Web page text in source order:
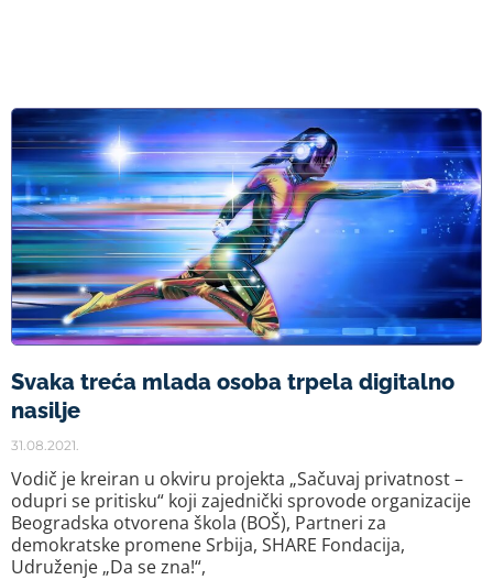
Svaka treća mlada osoba trpela digitalno
nasilje
31.08.2021.
Vodič je kreiran u okviru projekta „Sačuvaj privatnost –
odupri se pritisku“ koji zajednički sprovode organizacije
Beogradska otvorena škola (BOŠ), Partneri za
demokratske promene Srbija, SHARE Fondacija,
Udruženje „Da se zna!“,